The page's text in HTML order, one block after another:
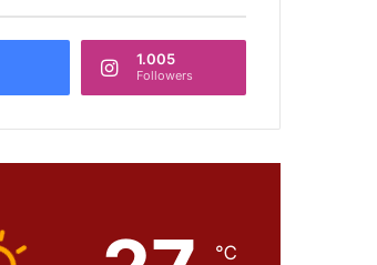
1.005
Followers
℃